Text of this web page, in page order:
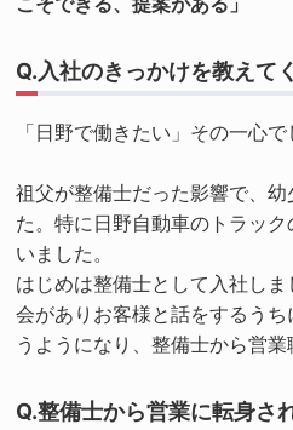
Q.入社のきっかけを教えて
「日野で働きたい」その一心で
祖父が整備士だった影響で、
た。特に日野自動車のトラッ
いました。
はじめは整備士として入社し
会がありお客様と話をするう
うようになり、整備士から営業
Q.整備士から営業に転身さ